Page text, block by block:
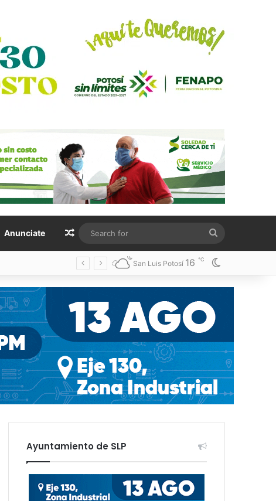
Anunciate Random Article
for
San Luis Potosí 16 ℃
Ayuntamiento de SLP